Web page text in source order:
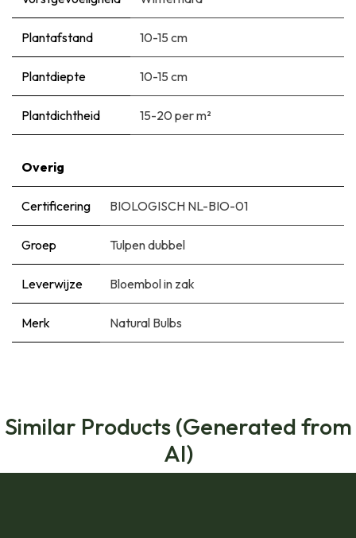
Plantafstand 10-15 cm
Plantdiepte 10-15 cm
Plantdichtheid 15-20 per m²
Overig
Certificering BIOLOGISCH NL-BIO-01
Groep Tulpen dubbel
Leverwijze Bloembol in zak
Merk Natural Bulbs
Similar Products (Generated from
AI)